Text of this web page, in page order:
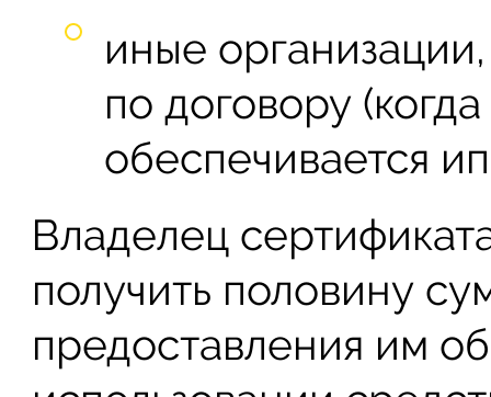
иные
по договору
обеспечивается
Владелец
получить половину
предоставления им